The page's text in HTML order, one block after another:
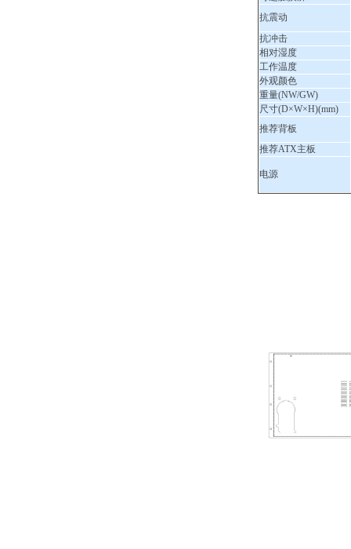
抗震动
抗冲击
相对湿度
工作温度
外观颜色
重量(NW/GW)
尺寸(D×W×H)(mm)
推荐背板
推荐ATX主板
电源